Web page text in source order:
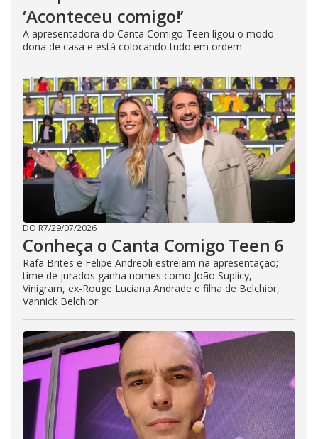
‘Aconteceu comigo!’
A apresentadora do Canta Comigo Teen ligou o modo
dona de casa e está colocando tudo em ordem
DO R7/29/07/2026
Conheça o Canta Comigo Teen 6
Rafa Brites e Felipe Andreoli estreiam na apresentação;
time de jurados ganha nomes como João Suplicy,
Vinigram, ex-Rouge Luciana Andrade e filha de Belchior,
Vannick Belchior